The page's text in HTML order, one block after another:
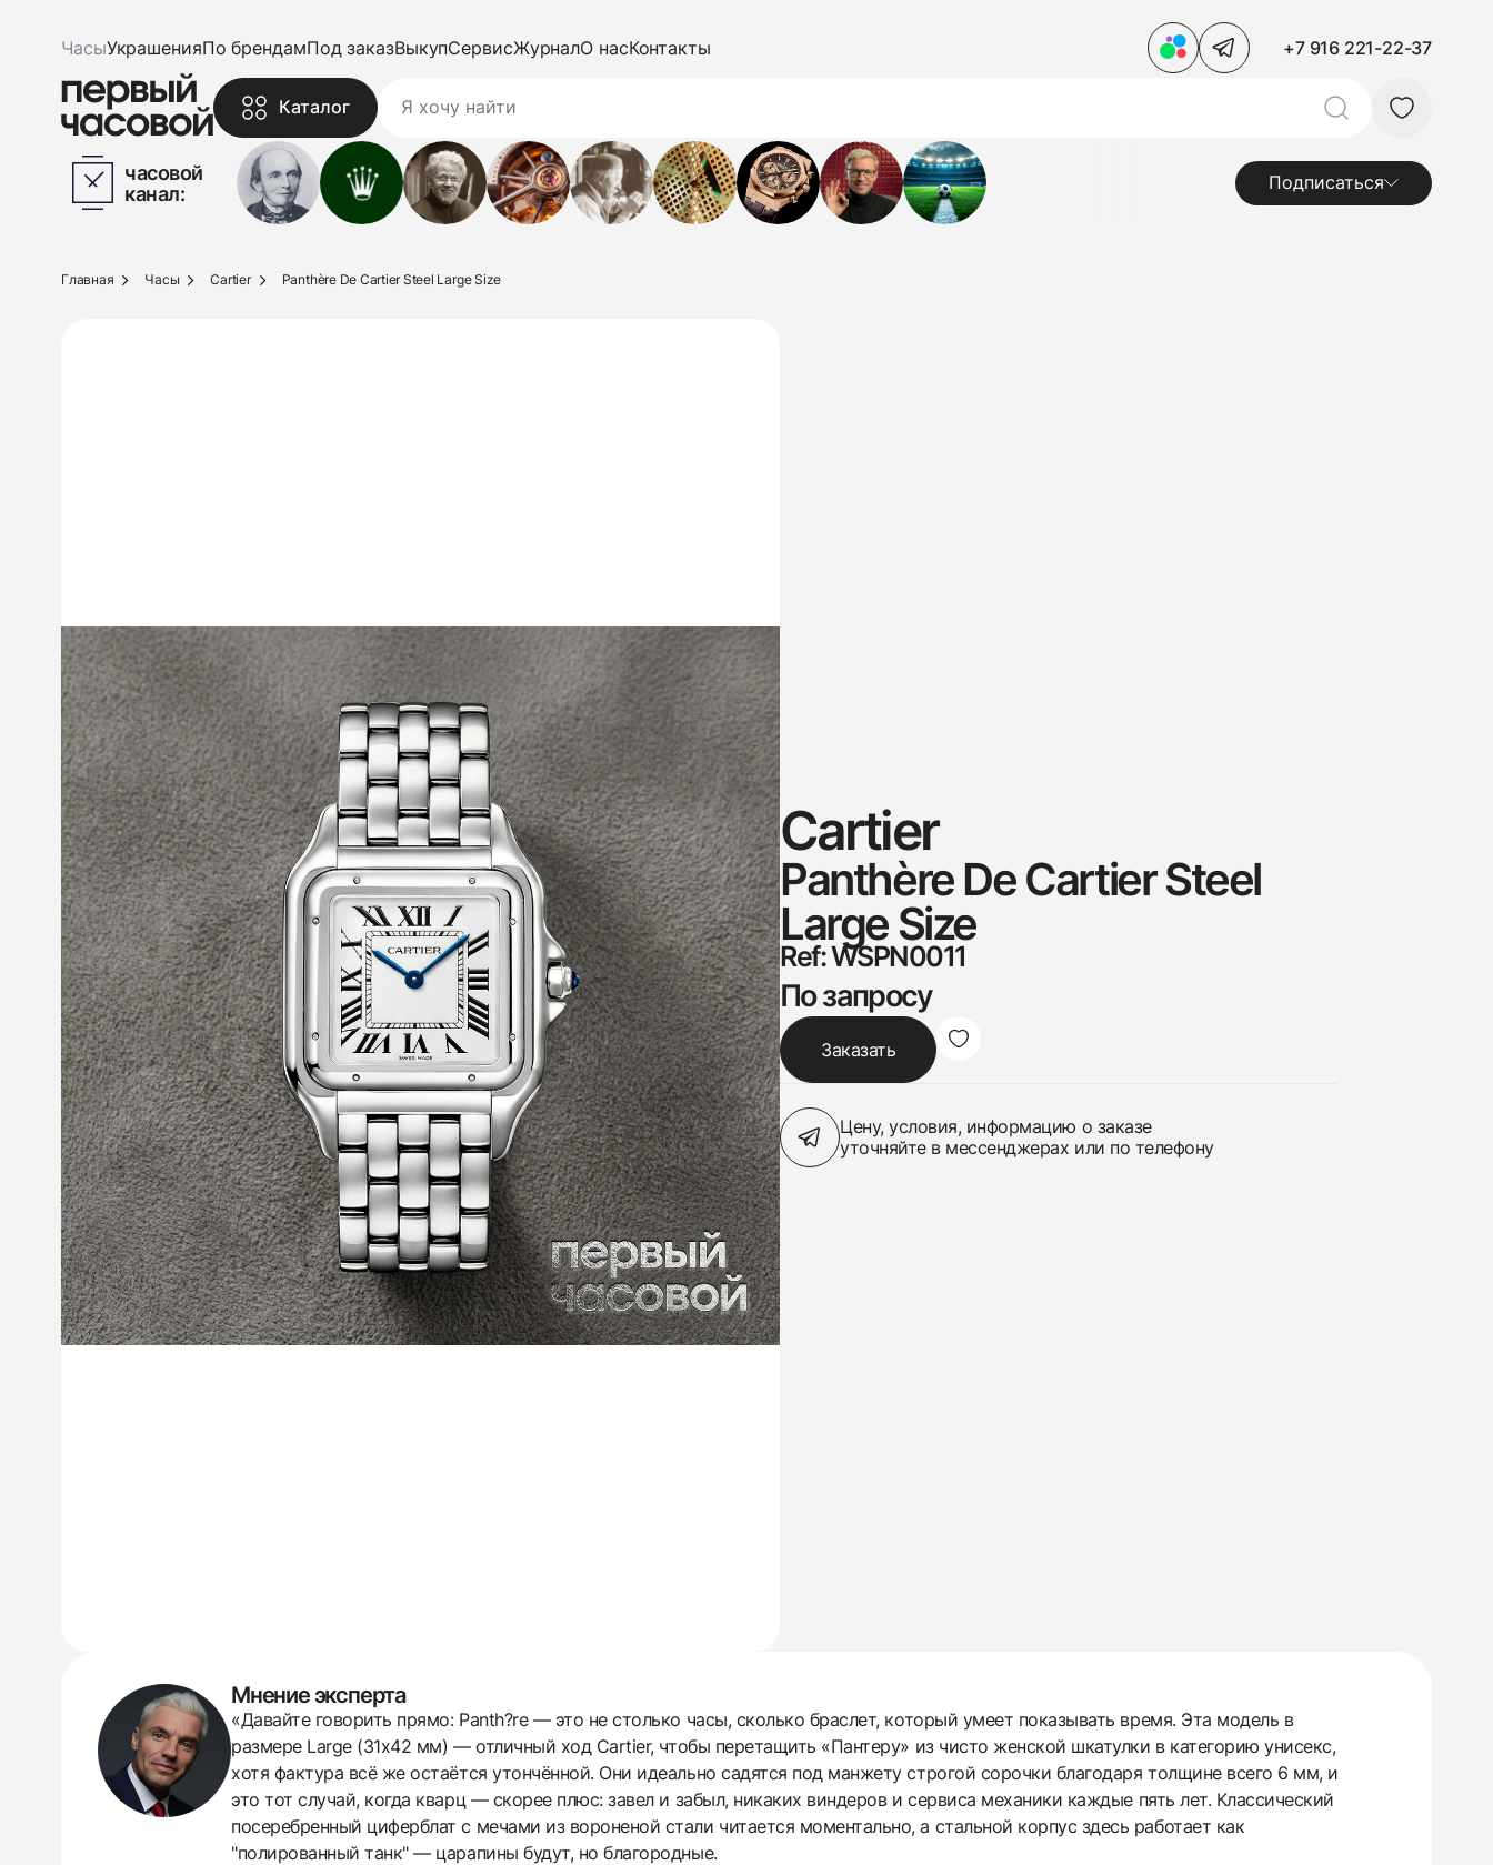
ЧасыУкрашенияПо брендамПод заказВыкупСервисЖурналО насКонтакты +7 916 221-22-37
Каталог
часовой
канал:
Подписаться
Главная Часы Cartier Panthère De Cartier Steel Large Size
Cartier
Panthère De Cartier Steel
Large Size
Ref: WSPN0011
По запросу
Заказать
Цену, условия, информацию о заказе
уточняйте в мессенджерах или по телефону
Мнение эксперта
«Давайте говорить прямо: Panth?re — это не столько часы, сколько браслет, который умеет показывать время. Эта модель в
размере Large (31x42 мм) — отличный ход Cartier, чтобы перетащить «Пантеру» из чисто женской шкатулки в категорию унисекс,
хотя фактура всё же остаётся утончённой. Они идеально садятся под манжету строгой сорочки благодаря толщине всего 6 мм, и
это тот случай, когда кварц — скорее плюс: завел и забыл, никаких виндеров и сервиса механики каждые пять лет. Классический
посеребренный циферблат с мечами из вороненой стали читается моментально, а стальной корпус здесь работает как
"полированный танк" — царапины будут, но благородные.